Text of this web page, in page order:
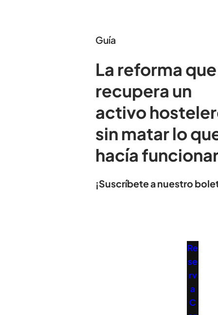
Guía
La reforma que
recupera un
activo
sin matar lo
hacía
¡Suscríbete a nuestro
Re
se
rv
a
C